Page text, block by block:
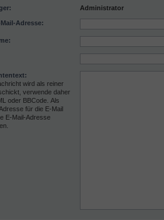
Administrator
Mail-Adresse:
wird als reiner
verwende daher
oder BBCode. Als
für die E-Mail
E-Mail-Adresse